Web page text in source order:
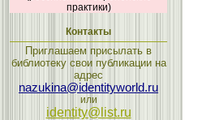
практики)
Контакты
Приглашаем присылать в
библиотеку свои публикации на
адрес
nazukina@identityworld.ru
или
identity@list.ru